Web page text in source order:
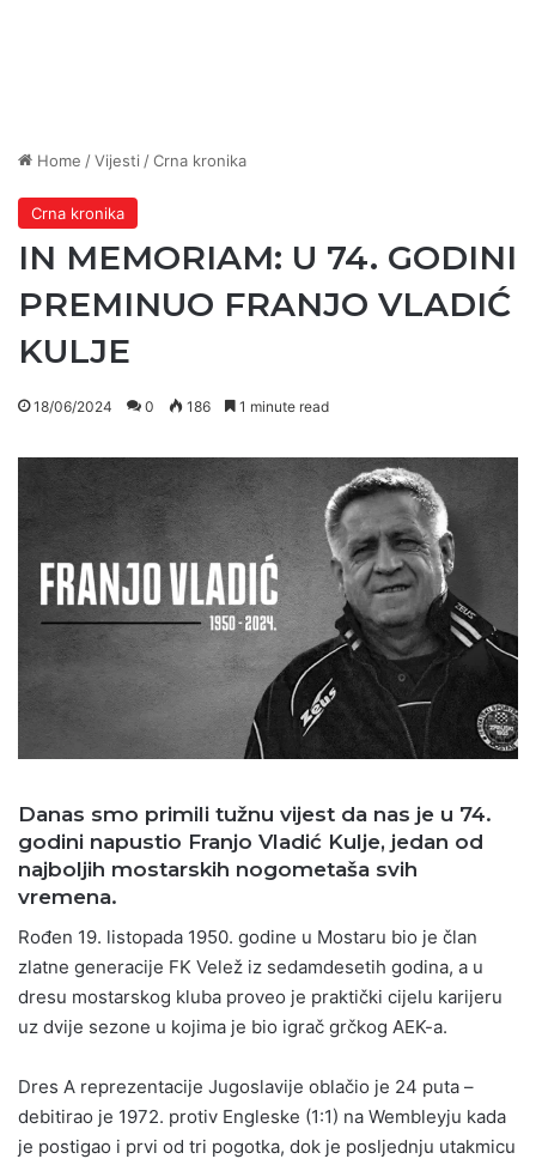
Home /Vijesti /Crna kronika
Crna kronika
IN MEMORIAM: U 74. GODINI
PREMINUO FRANJO VLADIĆ
KULJE
18/06/2024 0 186 1 minute read
Danas smo primili tužnu vijest da nas je u 74.
godini napustio Franjo Vladić Kulje, jedan od
najboljih mostarskih nogometaša svih
vremena.
Rođen 19. listopada 1950. godine u Mostaru bio je član
zlatne generacije FK Velež iz sedamdesetih godina, a u
dresu mostarskog kluba proveo je praktički cijelu karijeru
uz dvije sezone u kojima je bio igrač grčkog AEK-a.
Dres A reprezentacije Jugoslavije oblačio je 24 puta –
debitirao je 1972. protiv Engleske (1:1) na Wembleyju kada
je postigao i prvi od tri pogotka, dok je posljednju utakmicu